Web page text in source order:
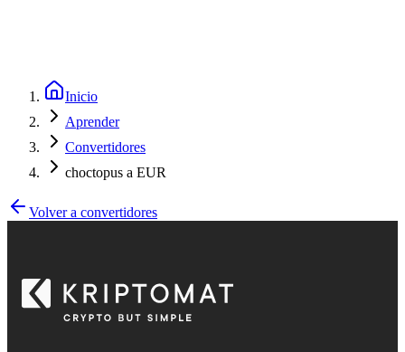
Inicio
Aprender
Convertidores
choctopus a EUR
Volver a convertidores